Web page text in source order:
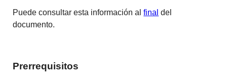
Puede consultar esta información alfinal del
documento.
Prerrequisitos